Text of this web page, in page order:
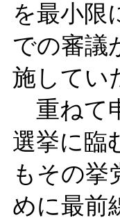
を最小限
での審議
施してい
重ねて
選挙に臨
もその挙
めに最前